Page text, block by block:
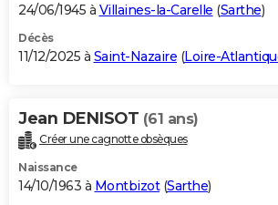
S'inscrire
Se connecter
Lycées
Collèges
Primaires
Universités
Entreprises
Service militaire
Avis de recherche
AVIS DE DÉCÈS
Bricolage
Lifestyle
Culture
Sport
Auto
Television
Voyage
Cinema
24/06/1945 à Villaines-la-Carelle (Sarthe)
Décès
11/12/2025 à Saint-Nazaire (Loire-
Jean DENISOT (61 ans)
Créer une cagnotte obsèques
Naissance
14/10/1963 à Montbizot(Sarthe)